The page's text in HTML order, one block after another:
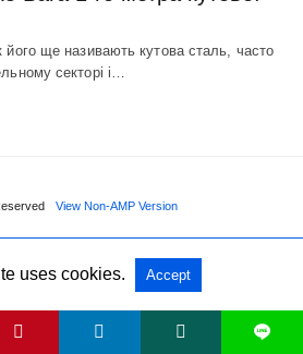
його ще називають кутова сталь, часто
секторі і…
View Non-AMP Version
L
uses cookies. Accept